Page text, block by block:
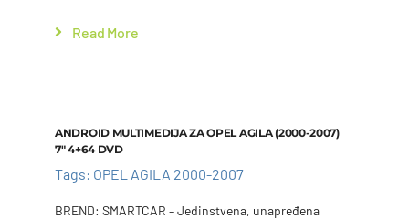
Read More
ANDROID MULTIMEDIJA ZA OPEL AGILA (2000-2007)
7″ 4+64 DVD
Tags: OPEL AGILA 2000-2007
BREND: SMARTCAR – Jedinstvena, unapređena